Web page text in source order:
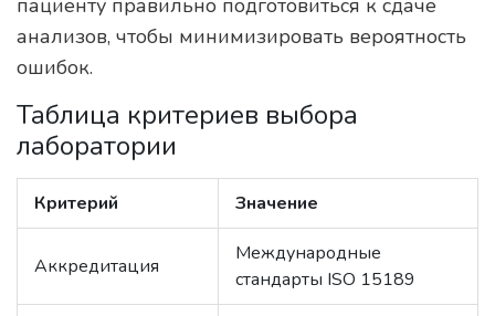
пациенту правильно подготовиться к сдаче
анализов, чтобы минимизировать вероятность
ошибок.
Таблица критериев выбора
лаборатории
Критерий Значение
Аккредитация
Международные
стандарты ISO 15189